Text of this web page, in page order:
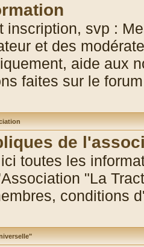
inscription, svp :
et des
aide aux
faites sur le
de
toutes les
"La
conditions